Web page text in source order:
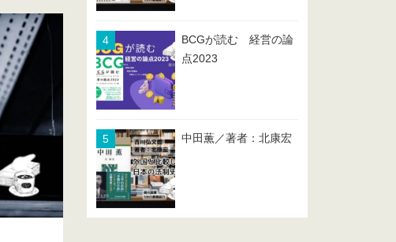
BCGが読む 経営の論
点2023
中田薫／著者：北康宏